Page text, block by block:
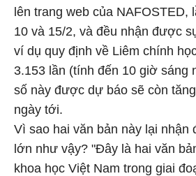
lên trang web của NAFOSTED,
10 và 15/2, và đều nhận được
ví dụ quy định về Liêm chính
3.153 lần (tính đến 10 giờ sáng
số này được dự báo sẽ còn
ngày tới.
Vì sao hai văn bản này lại nhận
lớn như vậy? "Đây là hai văn
khoa học Việt Nam trong giai